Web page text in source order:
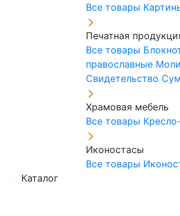
Все товары
Печатная
Все товары
православные
Свидетельство
Храмовая мебель
Все товары
Иконостасы
Все товары
Каталог